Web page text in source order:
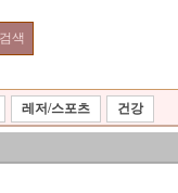
레저/스포츠 건강